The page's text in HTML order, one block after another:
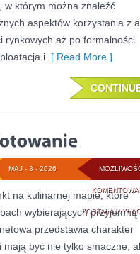
w którym można znaleźć
aspektów korzystania z
rynkowych aż po formalności.
i [ Read More ]
ZOSTAŁA
MAJ - 3 - 2026
na kulinarnej mapie, które
wybierających przyjemną
przedstawia charakter
mają być nie tylko smaczne,